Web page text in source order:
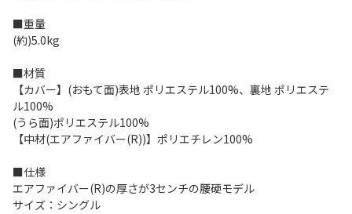
■重量
(約)5.0kg
■材質
【カバー】(おもて面)表地 ポリエステル100%、裏地 ポリエステ
ル100%
(うら面)ポリエステル100%
【中材(エアファイバー(R))】ポリエチレン100%
■仕様
エアファイバー(R)の厚さが3センチの腰硬モデル
サイズ：シングル